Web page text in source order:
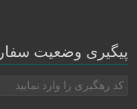
پیگیری وضعیت